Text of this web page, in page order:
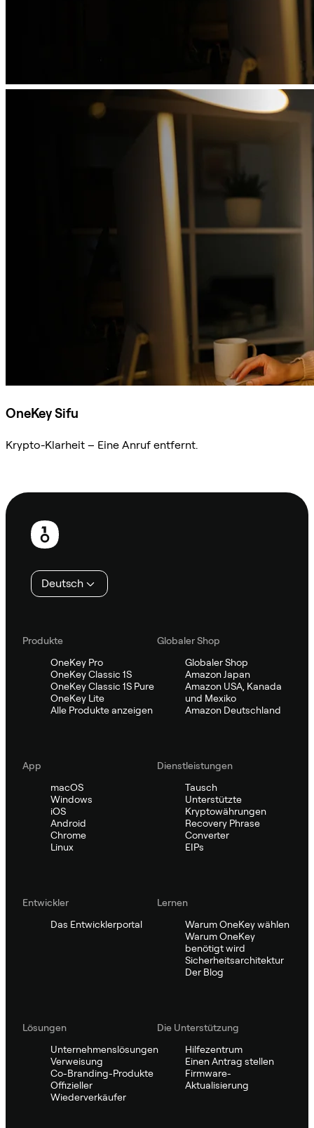
OneKey Sifu
Krypto-Klarheit – Eine Anruf entfernt.
Fußzeile
Deutsch
Produkte
OneKey Pro
OneKey Classic 1S
OneKey Classic 1S Pure
OneKey Lite
Alle Produkte anzeigen
Globaler Shop
Globaler Shop
Amazon Japan
Amazon USA, Kanada
und Mexiko
Amazon Deutschland
App
macOS
Windows
iOS
Android
Chrome
Linux
Dienstleistungen
Tausch
Unterstützte
Kryptowährungen
Recovery Phrase
Converter
EIPs
Entwickler
Das Entwicklerportal
Lernen
Warum OneKey wählen
Warum OneKey
benötigt wird
Sicherheitsarchitektur
Der Blog
Lösungen
Unternehmenslösungen
Verweisung
Co-Branding-Produkte
Offizieller
Wiederverkäufer
Die Unterstützung
Hilfezentrum
Einen Antrag stellen
Firmware-
Aktualisierung